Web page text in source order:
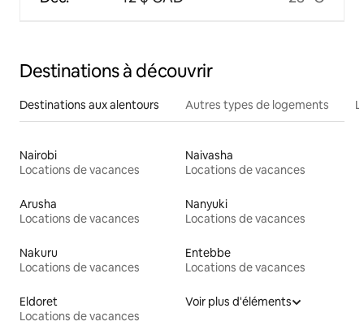
Destinations à découvrir
Destinations aux alentours Autres types de logements
Nairobi
Locations de vacances
Naivasha
Locations de vacances
Arusha
Locations de vacances
Nanyuki
Locations de vacances
Nakuru
Locations de vacances
Entebbe
Locations de vacances
Eldoret
Locations de vacances
Voir plus d'éléments